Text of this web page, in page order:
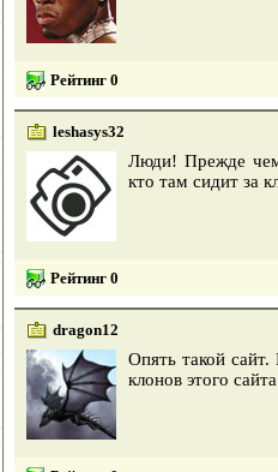
Рейтинг 0
leshasys32
Люди! Прежде чем
кто там сидит за
Рейтинг 0
dragon12
Опять такой
клонов этого